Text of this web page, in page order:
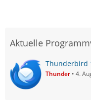
Aktuelle
Thunderbird
Thunder 4.